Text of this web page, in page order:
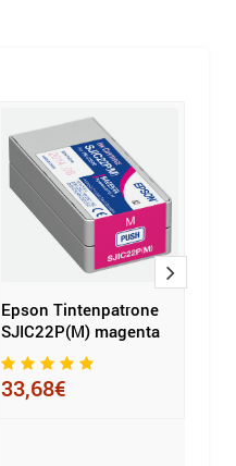
Epson Tintenpatrone
SJIC22P(M) magenta
33,68€